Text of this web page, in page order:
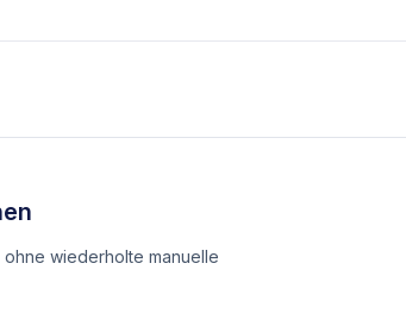
wiederholte manuelle